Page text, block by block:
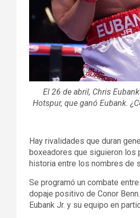
El 26 de abril, Chris
Hotspur, que ganó Eubank.
Hay rivalidades que duran
boxeadores que siguieron los
historia entre los nombres de
Se programó un combate
dopaje positivo de Conor
Eubank Jr. y su equipo en